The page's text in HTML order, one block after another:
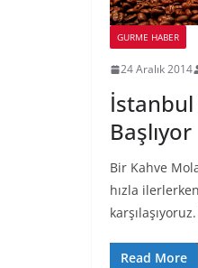
GURME HABER
24 Aralık 2014
İstanbul
Başlıyor
Bir Kahve
hızla
Read More